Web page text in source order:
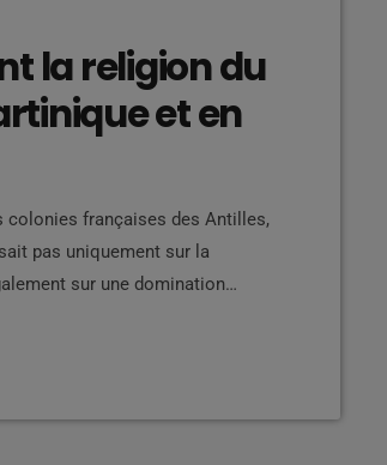
la religion du
et en
colonies françaises des Antilles,
pas uniquement sur la
sur une domination
Derrière les croix, les